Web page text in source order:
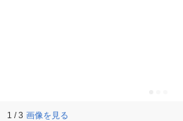
1 / 3 画像を見る